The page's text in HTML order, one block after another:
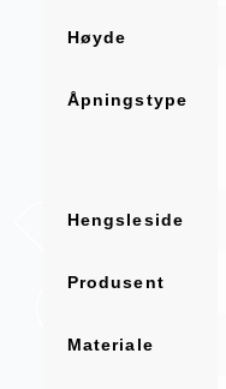
Høyde
Åpningstype
Hengsleside
Produsent
Materiale